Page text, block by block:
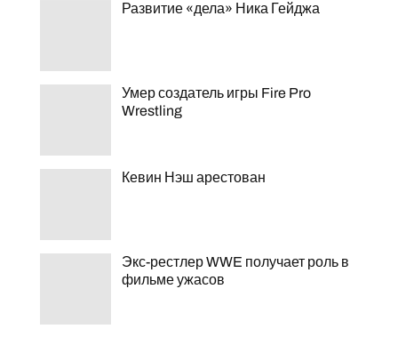
Развитие «дела» Ника Гейджа
Умер создатель игры Fire Pro
Wrestling
Кевин Нэш арестован
Экс-рестлер WWE получает роль в
фильме ужасов